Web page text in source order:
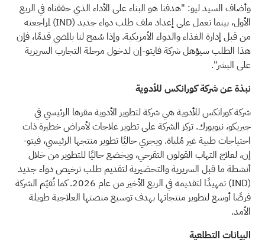
وأضاف السيد ليو: "هدفنا هو البناء على الأداء الذي حققناه في الربع
الأول، بينما نعمل على إعداد ملف طلب دواء جديد (IND)لمراجعته
من قبل إدارة الغذاء والدواء الأمريكية. وإذا سُمح لنا بالمضي قدمًا، فإن
هذا الطلب سيؤهل شركة فايتو-إن لدخول مرحلة التجارب السريرية
على البشر".
نبذة عن شركة كورانكس للأدوية
شركة كورانكس للأدوية هي شركة لتطوير الأدوية مقرها الرئيسي في
جيريكو، نيويورك. تركز الشركة على تطوير علاجات لأمراض خطيرة ذات
احتياجات طبية غير مُلباة. ويجري حاليًا تطوير منتجها الرئيسي، فيتو-
إن، لعلاج التهاب القولون التقرحي، ويخضع حاليًا للتطوير من خلال
أنشطة ما قبل السريرية والتحضيرية لتقديم طلب ترخيص دواء جديد
(IND)
تمهيدًا لتقديمه في الربع الأخير من عام 2026. كما تُقيّم الشركة
فرصًا أوسع لتطوير منتجاتها بهدف توسيع منصتها العلاجية طويلة
الأمد.
البيانات التطلعية